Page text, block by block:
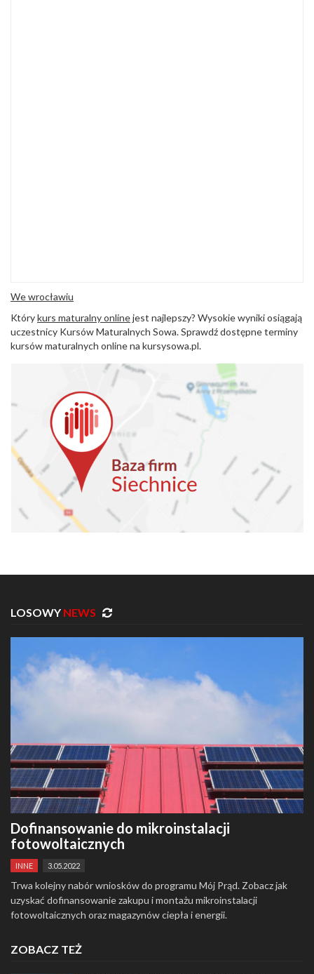
We wrocławiu
Którykurs maturalny onlinejest najlepszy? Wysokie wyniki osiągają
uczestnicy Kursów Maturalnych Sowa. Sprawdź dostępne terminy
kursów maturalnych online na kursysowa.pl.
LOSOWY NEWS
Dofinansowanie do mikroinstalacji
fotowoltaicznych
INNE 3.05.2022
Trwa kolejny nabór wniosków do programu Mój Prąd. Zobacz jak
uzyskać dofinansowanie zakupu i montażu mikroinstalacji
fotowoltaicznych oraz magazynów ciepła i energii.
ZOBACZ TEŻ